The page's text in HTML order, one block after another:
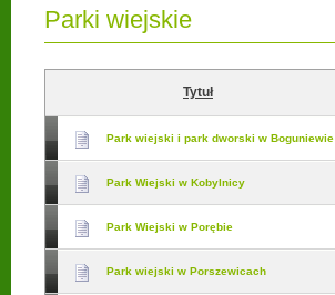
Parki wiejskie
Tytuł
Park wiejski i park dworski w Boguniewie
Park Wiejski w Kobylnicy
Park Wiejski w Porębie
Park wiejski w Porszewicach